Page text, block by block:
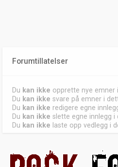
Forumtillatelser
Du kan ikke opprette nye
Du kan ikke svare på emner i
Du kan ikke redigere egne
Du kan ikke slette egne innlegg
Du kan ikke laste opp vedlegg i